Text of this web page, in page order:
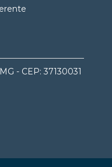
- CEP: 37130031